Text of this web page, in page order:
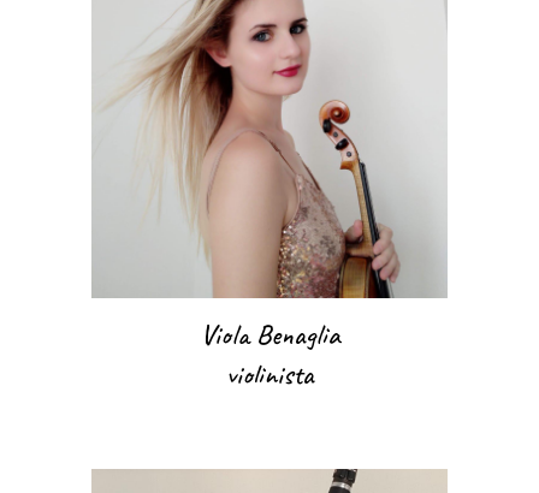
Viola Benaglia
violinista